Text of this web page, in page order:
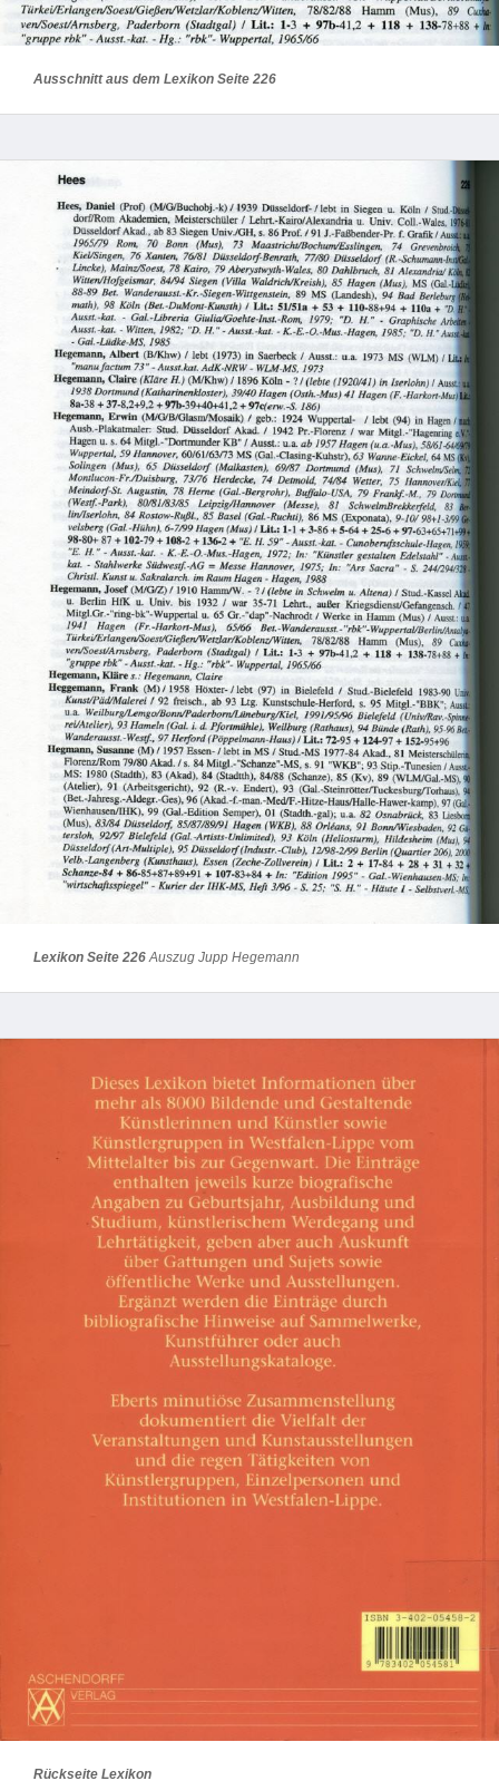
Ausschnitt aus dem Lexikon Seite 226
Lexikon Seite 226Auszug Jupp Hegemann
Rückseite Lexikon